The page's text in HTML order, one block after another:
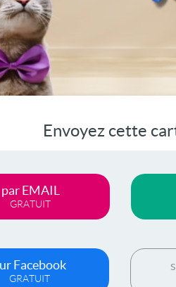
Envoyez cette
par EMAIL
GRATUIT
Facebook
GRATUIT